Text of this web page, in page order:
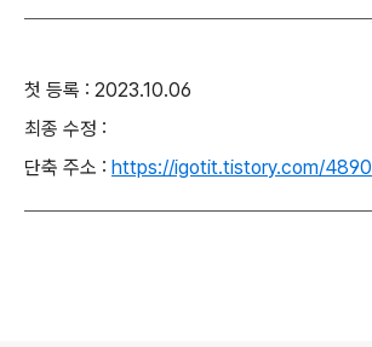
첫 등록 : 2023.10.06
최종 수정 :
단축 주소 : https://igotit.tistory.com/4890